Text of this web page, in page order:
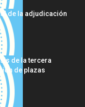
de la adjudicación
de la tercera
de plazas